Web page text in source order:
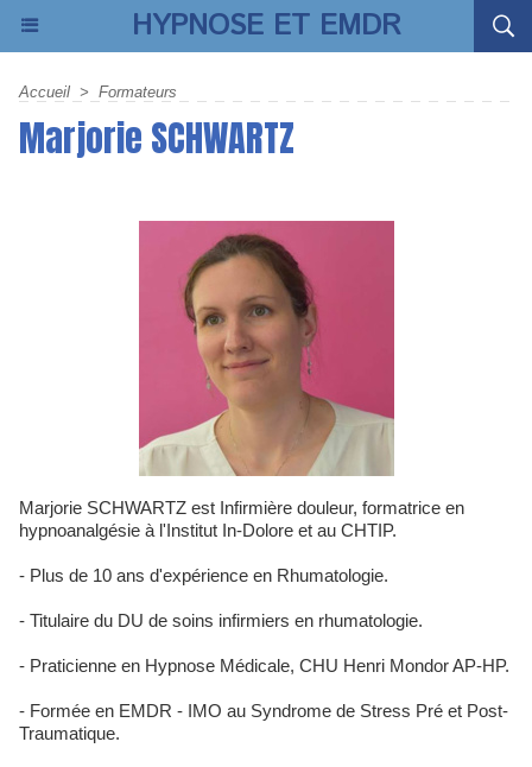
HYPNOSE ET EMDR
Accueil > Formateurs
Marjorie SCHWARTZ
Marjorie SCHWARTZ est Infirmière douleur, formatrice en
hypnoanalgésie à l'Institut In-Dolore et au CHTIP.
- Plus de 10 ans d'expérience en Rhumatologie.
- Titulaire du DU de soins infirmiers en rhumatologie.
- Praticienne en Hypnose Médicale, CHU Henri Mondor AP-HP.
- Formée en EMDR - IMO au Syndrome de Stress Pré et Post-
Traumatique.